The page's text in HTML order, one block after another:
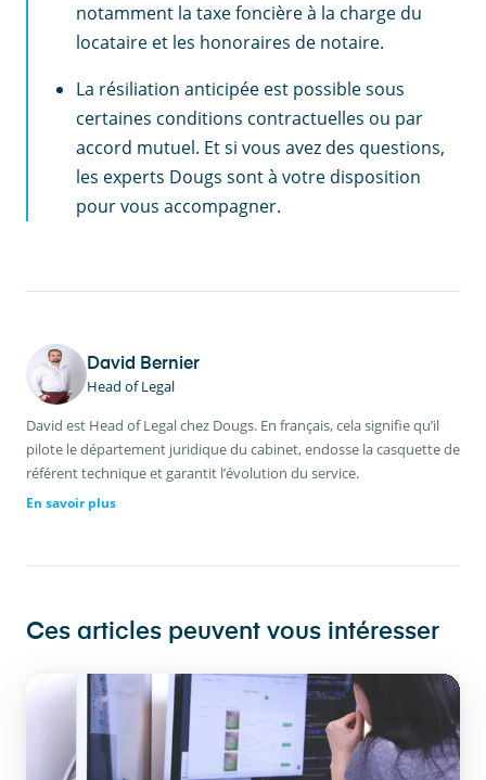
notamment la taxe foncière à la charge du
locataire et les honoraires de notaire.
La résiliation anticipée est possible sous
certaines conditions contractuelles ou par
accord mutuel. Et si vous avez des questions,
les experts Dougs sont à votre disposition
pour vous accompagner.
David Bernier
Head of Legal
David est Head of Legal chez Dougs. En français, cela signifie qu’il
pilote le département juridique du cabinet, endosse la casquette de
référent technique et garantit l’évolution du service.
En savoir plus
Ces articles peuvent vous intéresser